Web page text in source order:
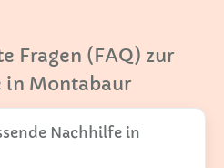
Fragen (FAQ) zur
in Montabaur
Nachhilfe in